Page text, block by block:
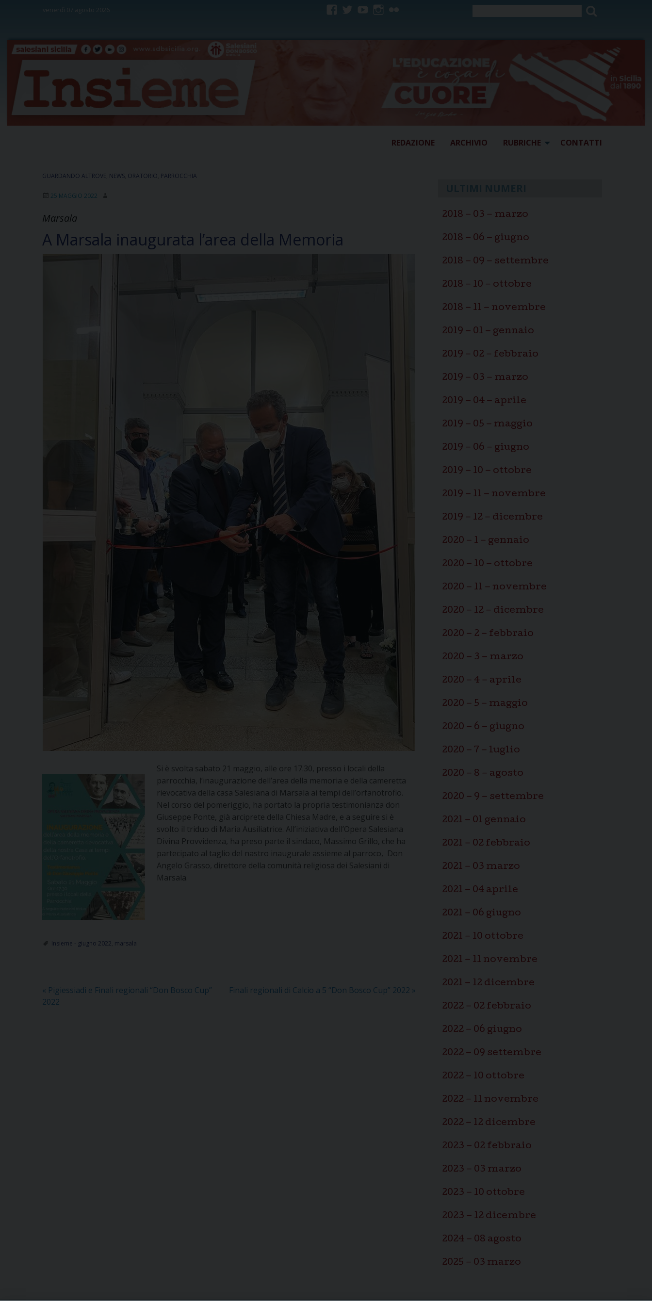
venerdì 07 agosto 2026
REDAZIONE ARCHIVIO RUBRICHE CONTATTI
GUARDANDO ALTROVE NEWS ORATORIO PARROCCHIA
25 MAGGIO 2022
Marsala
A Marsala inaugurata l’area della Memoria
Si è svolta sabato 21 maggio, alle ore 17.30, presso i locali della
parrocchia, l’inaugurazione dell’area della memoria e della cameretta
rievocativa della casa Salesiana di Marsala ai tempi dell’orfanotrofio.
Nel corso del pomeriggio, ha portato la propria testimonianza don
Giuseppe Ponte, già arciprete della Chiesa Madre, e a seguire si è
svolto il triduo di Maria Ausiliatrice. All’iniziativa dell’Opera Salesiana
Divina Provvidenza, ha preso parte il sindaco, Massimo Grillo, che ha
partecipato al taglio del nastro inaugurale assieme al parroco, Don
Angelo Grasso, direttore della comunità religiosa dei Salesiani di
Marsala.
Insieme - giugno 2022 marsala
« Pigiessiadi e Finali regionali “Don Bosco Cup”
2022
Finali regionali di Calcio a 5 “Don Bosco Cup” 2022 »
2018 – 03 – marzo
2018 – 06 – giugno
2018 – 09 – settembre
2018 – 10 – ottobre
2018 – 11 – novembre
2019 – 01 – gennaio
2019 – 02 – febbraio
2019 – 03 – marzo
2019 – 04 – aprile
2019 – 05 – maggio
2019 – 06 – giugno
2019 – 10 – ottobre
2019 – 11 – novembre
2019 – 12 – dicembre
2020 – 1 – gennaio
2020 – 10 – ottobre
2020 – 11 – novembre
2020 – 12 – dicembre
2020 – 2 – febbraio
2020 – 3 – marzo
2020 – 4 – aprile
2020 – 5 – maggio
2020 – 6 – giugno
2020 – 7 – luglio
2020 – 8 – agosto
2020 – 9 – settembre
2021 – 01 gennaio
2021 – 02 febbraio
2021 – 03 marzo
2021 – 04 aprile
2021 – 06 giugno
2021 – 10 ottobre
2021 – 11 novembre
2021 – 12 dicembre
2022 – 02 febbraio
2022 – 06 giugno
2022 – 09 settembre
2022 – 10 ottobre
2022 – 11 novembre
2022 – 12 dicembre
2023 – 02 febbraio
2023 – 03 marzo
2023 – 10 ottobre
2023 – 12 dicembre
2024 – 08 agosto
2025 – 03 marzo